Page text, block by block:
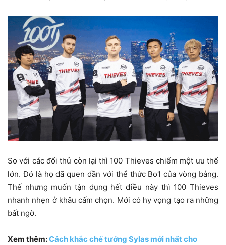
So với các đối thủ còn lại thì 100 Thieves chiếm một ưu thế
lớn. Đó là họ đã quen dần với thể thức Bo1 của vòng bảng.
Thế nhưng muốn tận dụng hết điều này thì 100 Thieves
nhanh nhẹn ở khâu cấm chọn. Mới có hy vọng tạo ra những
bất ngờ.
Xem thêm:Cách khắc chế tướng Sylas mới nhất cho